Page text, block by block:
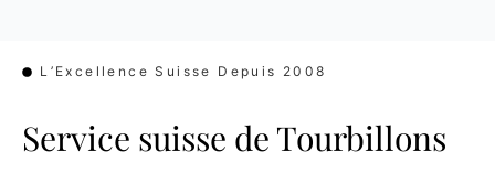
L’Excellence Suisse Depuis 2008
Service suisse de Tourbillons